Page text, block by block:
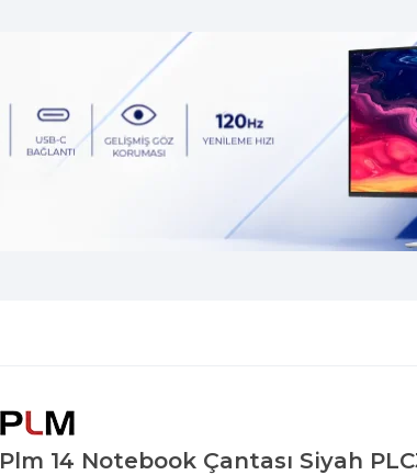
Plm 14 Notebook Çantası Siyah